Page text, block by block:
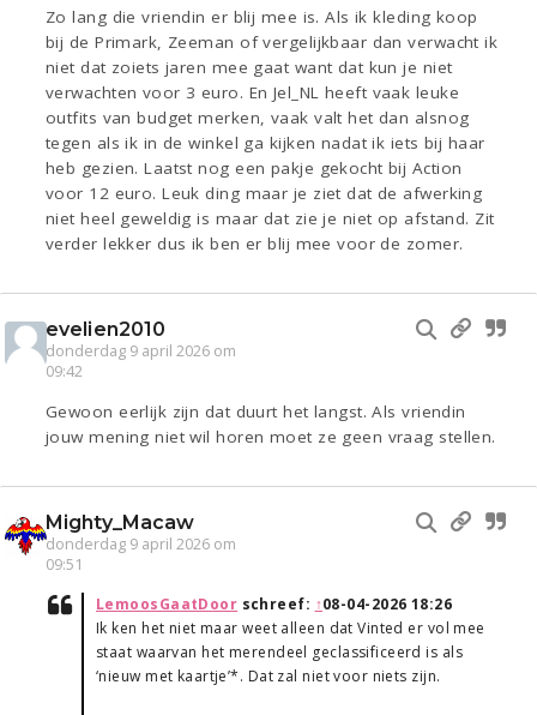
Zo lang die vriendin er blij mee is. Als ik kleding koop
bij de Primark, Zeeman of vergelijkbaar dan verwacht ik
niet dat zoiets jaren mee gaat want dat kun je niet
verwachten voor 3 euro. En Jel_NL heeft vaak leuke
outfits van budget merken, vaak valt het dan alsnog
tegen als ik in de winkel ga kijken nadat ik iets bij haar
heb gezien. Laatst nog een pakje gekocht bij Action
voor 12 euro. Leuk ding maar je ziet dat de afwerking
niet heel geweldig is maar dat zie je niet op afstand. Zit
verder lekker dus ik ben er blij mee voor de zomer.
evelien2010
donderdag 9 april 2026 om
09:42
Gewoon eerlijk zijn dat duurt het langst. Als vriendin
jouw mening niet wil horen moet ze geen vraag stellen.
Mighty_Macaw
donderdag 9 april 2026 om
09:51
LemoosGaatDoor schreef: ↑08-04-2026 18:26
Ik ken het niet maar weet alleen dat Vinted er vol mee
staat waarvan het merendeel geclassificeerd is als
‘nieuw met kaartje’*. Dat zal niet voor niets zijn.